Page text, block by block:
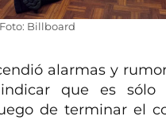
Billboard
alarmas y
que es sólo
de terminar el